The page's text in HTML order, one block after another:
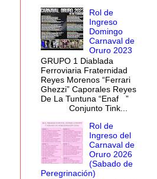
Rol de
Ingreso
Domingo
Carnaval de
Oruro 2023
GRUPO 1 Diablada
Ferroviaria Fraternidad
Reyes Morenos “Ferrari
Ghezzi” Caporales Reyes
De La Tuntuna “Enaf ”
Conjunto Tink...
Rol de
Ingreso del
Carnaval de
Oruro 2026
(Sabado de
Peregrinación)